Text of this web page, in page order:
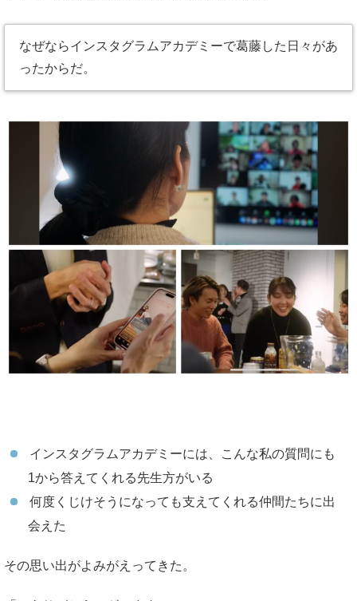
なぜならインスタグラムアカデミーで葛藤した日々があ
ったからだ。
インスタグラムアカデミーには、こんな私の質問にも
1から答えてくれる先生方がいる
何度くじけそうになっても支えてくれる仲間たちに出
会えた
その思い出がよみがえってきた。